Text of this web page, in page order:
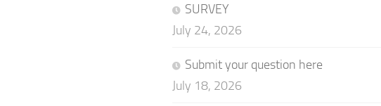
SURVEY
July 24, 2026
Submit your question here
July 18, 2026